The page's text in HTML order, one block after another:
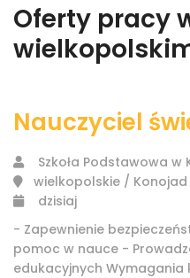
Oferty pracy
Nauczyciel
Szkoła Podstawowa w
wielkopolskie / Konojad
dzisiaj
- Zapewnienie
pomoc w nauce -
edukacyjnych Wymagania